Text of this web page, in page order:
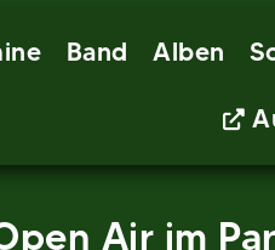
Band Alben
Air im